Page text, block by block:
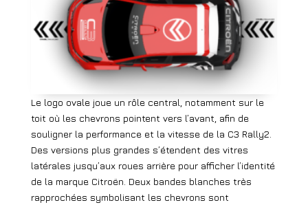
Le logo ovale joue un rôle central, notamment sur le
toit où les chevrons pointent vers l’avant, afin de
souligner la performance et la vitesse de la C3 Rally2.
Des versions plus grandes s’étendent des vitres
latérales jusqu’aux roues arrière pour afficher l’identité
de la marque Citroën. Deux bandes blanches très
rapprochées symbolisant les chevrons sont